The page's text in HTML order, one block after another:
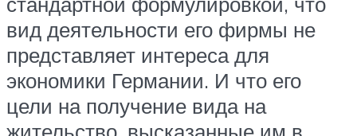
вид деятельности его фирмы не
представляет интереса для
экономики Германии. И что его
цели на получение вида на